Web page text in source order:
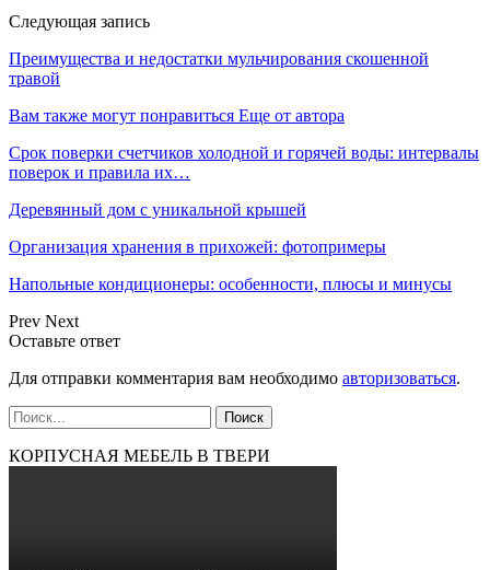
Следующая запись
Преимущества и недостатки мульчирования скошенной
травой
Вам также могут понравиться Еще от автора
Срок поверки счетчиков холодной и горячей воды: интервалы
поверок и правила их…
Деревянный дом с уникальной крышей
Организация хранения в прихожей: фотопримеры
Напольные кондиционеры: особенности, плюсы и минусы
Prev Next
Оставьте ответ
Для отправки комментария вам необходимо авторизоваться.
КОРПУСНАЯ МЕБЕЛЬ В ТВЕРИ